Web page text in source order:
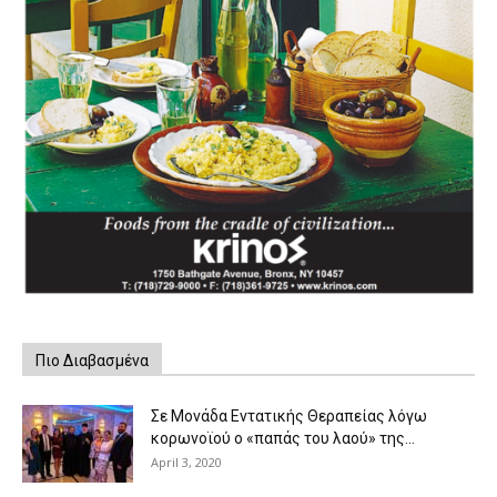
Πιο Διαβασμένα
Σε Μονάδα Εντατικής Θεραπείας λόγω
κορωνοϊού ο «παπάς του λαού» της...
April 3, 2020